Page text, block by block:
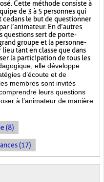
Cette méthode consiste à
de 3 à 5 personnes qui
dans le but de questionner
l’animateur. En d’autres
questions sert de porte-
groupe et la personne-
tant en classe que dans
la participation de tous les
elle développe
d’écoute et de
membres sont invités
leurs questions
à l’animateur de manière
(8)
(17)